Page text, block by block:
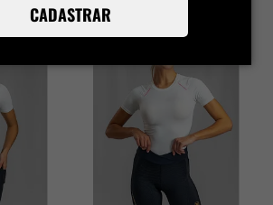
CADASTRAR